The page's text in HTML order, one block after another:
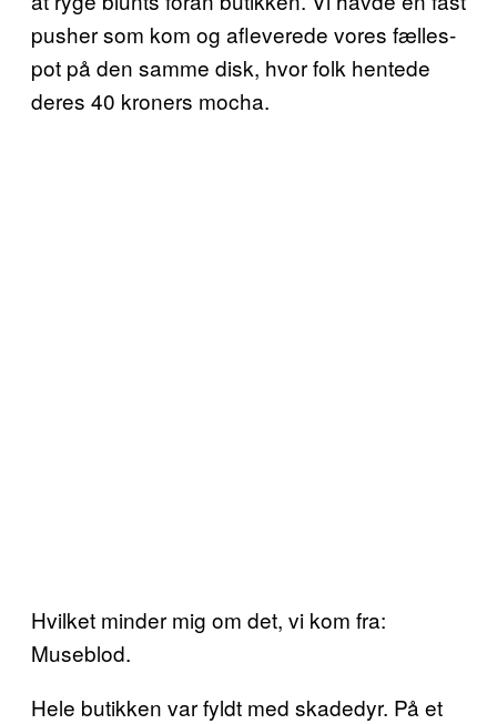
pusher som kom og afleverede vores fælles-
pot på den samme disk, hvor folk hentede
deres 40 kroners mocha.
Hvilket minder mig om det, vi kom fra:
Museblod.
Hele butikken var fyldt med skadedyr. På et